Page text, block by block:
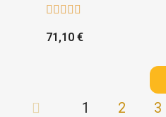
    
71,10 €
1 2 3